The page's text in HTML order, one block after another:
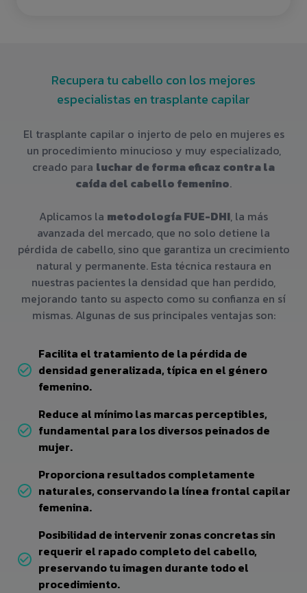
Recupera tu cabello con los mejores
especialistas en trasplante capilar
El trasplante capilar o injerto de pelo en mujeres es
un procedimiento minucioso y muy especializado,
creado para luchar de forma eficaz contra la
caída del cabello femenino.
Aplicamos la metodología FUE-DHI, la más
avanzada del mercado, que no solo detiene la
pérdida de cabello, sino que garantiza un crecimiento
natural y permanente. Esta técnica restaura en
nuestras pacientes la densidad que han perdido,
mejorando tanto su aspecto como su confianza en sí
mismas. Algunas de sus principales ventajas son:
Facilita el tratamiento de la pérdida de
densidad generalizada, típica en el género
femenino.
Reduce al mínimo las marcas perceptibles,
fundamental para los diversos peinados de
mujer.
Proporciona resultados completamente
naturales, conservando la línea frontal capilar
femenina.
Posibilidad de intervenir zonas concretas sin
requerir el rapado completo del cabello,
preservando tu imagen durante todo el
procedimiento.